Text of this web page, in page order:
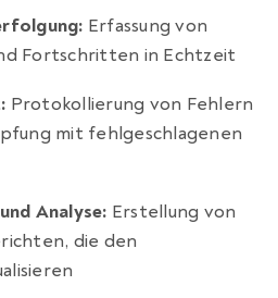
Erfassung von
Fortschritten in Echtzeit
Protokollierung von Fehlern
mit fehlgeschlagenen
Analyse: Erstellung von
die den